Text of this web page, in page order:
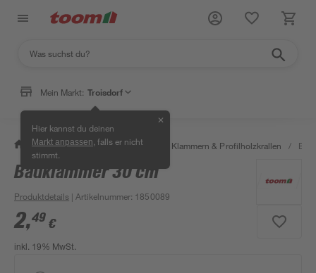
Mein Markt: Troisdorf
Hier kannst du deinen
Markt anpassen , falls er nicht
stimmt.
✕
/ Bauen & Renovieren / Holz Klammern & Profilholzkrallen /
Bauklammer 30 cm
Produktdetails | Artikelnummer: 1850089
2,49 €
inkl. 19% MwSt.